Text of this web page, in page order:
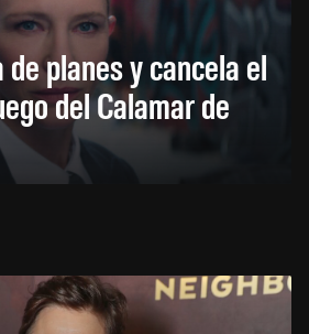
planes y cancela el
del Calamar de